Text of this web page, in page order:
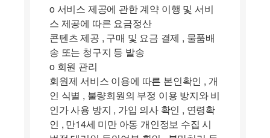
ο 서비스 제공에 관한 계약 이행 및 서비
스 제공에 따른 요금정산
콘텐츠 제공 , 구매 및 요금 결제 , 물품배
송 또는 청구지 등 발송
ο 회원 관리
회원제 서비스 이용에 따른 본인확인 , 개
인 식별 , 불량회원의 부정 이용 방지와 비
인가 사용 방지 , 가입 의사 확인 , 연령확
인 , 만14세 미만 아동 개인정보 수집 시